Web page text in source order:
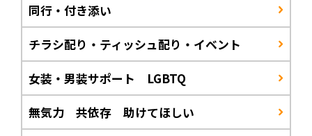
同行・付き添い
チラシ配り・ティッシュ配り・イベント
女装・男装サポート LGBTQ
無気力 共依存 助けてほしい